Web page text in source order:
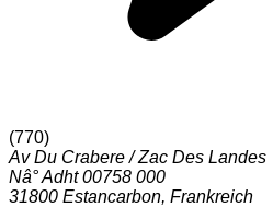
(770)
Av Du Crabere / Zac Des Landes
Nâ° Adht 00758 000
31800 Estancarbon, Frankreich